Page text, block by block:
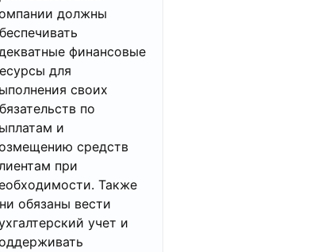
должны
финансовые
для
своих
по
и
средств
при
Также
обязаны вести
учет и